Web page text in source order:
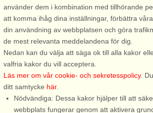
4 personer, 65 m²
150 m till sjö/hav:.
Här bor ni endast 100 meter
från den vackra sjön Kjälken
utanför Belganet, i skogsrika
norra Blekinge. Ni bor med ett
högt läge på en naturtomt med
träd. Ni har en altan där ni kan
sitta och njuta av den ...
8
400 m till
I
endast
som
elden i
använder dem i kombination med tillhörande
att komma ihåg dina inställningar, förbättra
din användning av webbplatsen och göra
de mest relevanta meddelandena för dig.
Nedan kan du välja att säga ok till alla kakor
valfria kakor du vill acceptera.
Läs mer om vår cookie- och sekretesspolicy.
ditt samtycke här.
Nödvändiga: Dessa kakor hjälper till att
webbplats fungerar genom att aktivera